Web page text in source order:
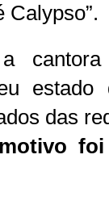
Calypso”.
das